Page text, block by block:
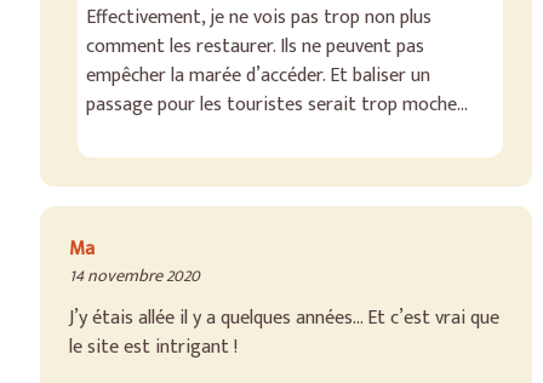
Effectivement, je ne vois pas trop non plus
comment les restaurer. Ils ne peuvent pas
empêcher la marée d’accéder. Et baliser un
passage pour les touristes serait trop moche…
Ma
14 novembre 2020
J’y étais allée il y a quelques années… Et c’est vrai que
le site est intrigant !